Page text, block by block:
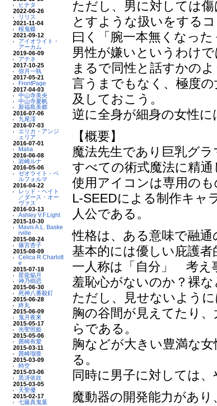
ヒナタ
2022-06-26
リリス
2021-11-04
桜鬼蝶
2021-09-12
アイオライト・
アーカム
2019-06-09
アテネ
2017-10-25
弥月一執
2017-05-21
FrontPage
2017-04-03
中山寺美央
中山寺夏帆
新福島美郷
2016-07-06
九尾澪
2016-07-03
エリカ・アンジ
ェリア
2016-07-01
Malia
2016-06-08
岩崎ルナ
2016-05-06
ゼオライト・ベ
ルフォルマ
2016-04-22
レッド・ヘイト
／ダース・オー
ヴァス
2016-03-13
Ashley V.F.Light
2015-10-30
Mavis A.L. Baske
rville
2015-08-24
篠宮杏子
2015-08-09
Celica R.Charlott
e
2015-07-18
星龍焔月
神乃樹恋
2015-06-30
死神八番殺釘
2015-06-28
終丸
2015-06-09
鬼月夜來
2015-05-17
光聖照姫
2015-05-06
茜崎有愛
2015-03-11
茜崎瑠亜
2015-03-09
時空
2015-03-06
黒冴依吹
2015-03-05
天聖優
2015-02-17
七藤真鬼葉
ただし、男に対しては
とすような扱いをする
曰く「腕一本無くなっ
男性が嫌いというわけ
まるで同性と話すかの
言うまでもなく、極度
及しておこう。
逆に全身が細身の女性
【概要】
魔法先生であり巨乳グラ
すべての術式魔法に精
使用アイコンは専用の
L-SEEDによる制作キャ
人公である。
性格は、ある意味で融
基本的には優しい庇護
一人称は「自分」 考え
羞恥心がないのか？裸
ただし、見せないよう
胸の谷間が見えてたり
らである。
胸などが大きい豊満な
る。
同時に男子に対しては
魔動器の開発能力があ